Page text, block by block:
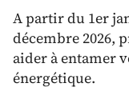
A partir du 1er
décembre 2026,
aider à entamer
énergétique.